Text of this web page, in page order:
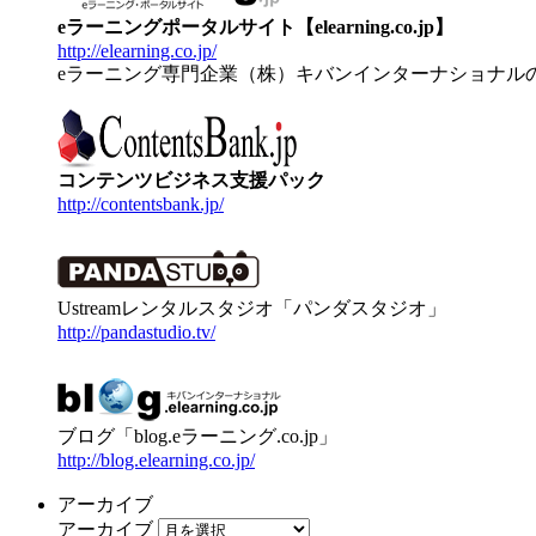
eラーニングポータルサイト【elearning.co.jp】
http://elearning.co.jp/
eラーニング専門企業（株）キバンインターナショナル
コンテンツビジネス支援パック
http://contentsbank.jp/
Ustreamレンタルスタジオ「パンダスタジオ」
http://pandastudio.tv/
ブログ「blog.eラーニング.co.jp」
http://blog.elearning.co.jp/
アーカイブ
アーカイブ